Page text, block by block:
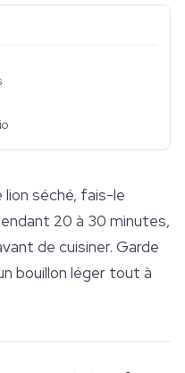
lion séché, fais-le
20 à 30 minutes,
de cuisiner. Garde
bouillon léger tout à